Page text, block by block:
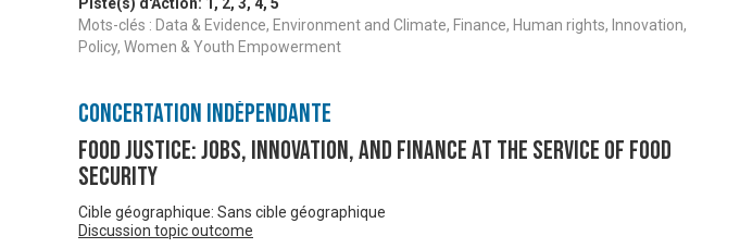
Piste(s) d'Action: 1 , 2, 3, 4, 5
Mots-clés : Data & Evidence, Environment and Climate, Finance, Human rights, Innovation,
Policy, Women & Youth Empowerment
Concertation Indépendante
Food Justice: Jobs, innovation, and finance at the service of food
security
Cible géographique: Sans cible géographique
Discussion topic outcome